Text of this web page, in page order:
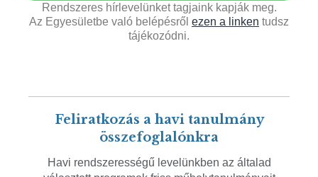
Rendszeres hírlevelünket tagjaink kapják meg.
Az Egyesületbe való belépésről ezen a linken tudsz
tájékozódni.
Feliratkozás a havi tanulmány
összefoglalónkra
Havi rendszerességű levelünkben az általad